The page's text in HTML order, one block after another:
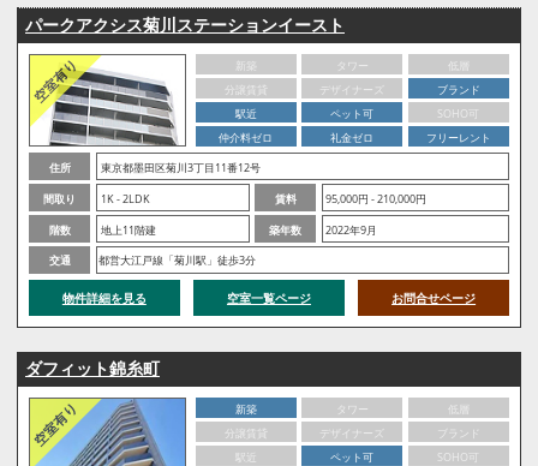
パークアクシス菊川ステーションイースト
新築 タワー
低層
分譲賃貸
デザイナーズ
ブランド
駅近
ペット可
SOHO可
仲介料ゼロ
礼金ゼロ
フリーレント
住所
東京都墨田区菊川3丁目11番12号
間取り
1K - 2LDK 賃料
95,000円 - 210,000円
階数
地上11階建 築年数
2022年9月
交通
都営大江戸線「菊川駅」徒歩3分
物件詳細を見る 空室一覧ページ お問合せページ
ダフィット錦糸町
新築 タワー
低層
分譲賃貸
デザイナーズ
ブランド
駅近
ペット可
SOHO可